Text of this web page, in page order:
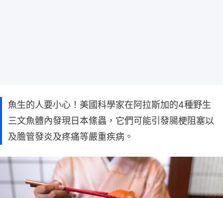
魚生的人要小心！美國科學家在阿拉斯加的4種野生
三文魚體內發現日本絛蟲，它們可能引發腸梗阻塞以
及膽管發炎及疼痛等嚴重疾病。